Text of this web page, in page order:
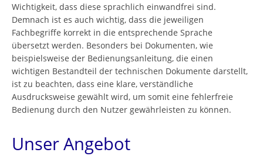
Wichtigkeit, dass diese sprachlich einwandfrei sind.
Demnach ist es auch wichtig, dass die jeweiligen
Fachbegriffe korrekt in die entsprechende Sprache
übersetzt werden. Besonders bei Dokumenten, wie
beispielsweise der Bedienungsanleitung, die einen
wichtigen Bestandteil der technischen Dokumente darstellt,
ist zu beachten, dass eine klare, verständliche
Ausdrucksweise gewählt wird, um somit eine fehlerfreie
Bedienung durch den Nutzer gewährleisten zu können.
Unser Angebot